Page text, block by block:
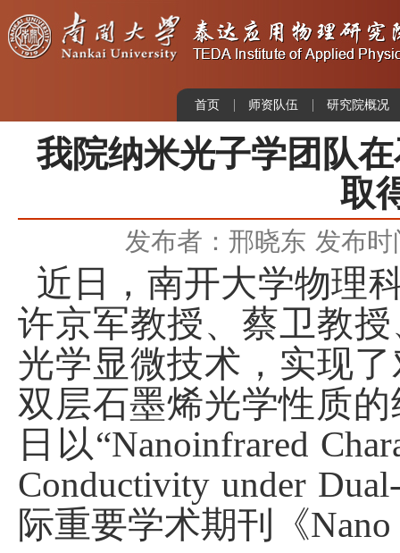
首页 师资队伍 研究院概况
我院纳米光子学团队
取
发布者：邢晓东 发布时
近日，南开大学物理
许京军教授、蔡卫教
光学显微技术，实现
双层石墨烯光学性质
日以“Nanoinfrared
Conductivity under
际重要学术期刊《Nano